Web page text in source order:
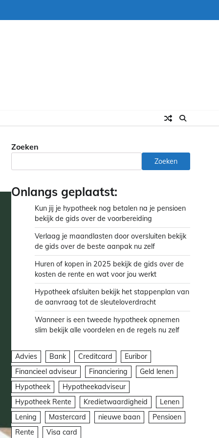
Zoeken
Zoeken
Onlangs geplaatst:
Kun jij je hypotheek nog betalen na je pensioen
bekijk de gids over de voorbereiding
Verlaag je maandlasten door oversluiten bekijk
de gids over de beste aanpak nu zelf
Huren of kopen in 2025 bekijk de gids over de
kosten de rente en wat voor jou werkt
Hypotheek afsluiten bekijk het stappenplan van
de aanvraag tot de sleuteloverdracht
Wanneer is een tweede hypotheek opnemen
slim bekijk alle voordelen en de regels nu zelf
Advies Bank Creditcard
Euribor
Financieel adviseur
Financiering
Geld lenen
Hypotheek
Hypotheekadviseur
Hypotheek Rente
Kredietwaardigheid
Lenen
Lening
Mastercard nieuwe baan
Pensioen
Rente
Visa card